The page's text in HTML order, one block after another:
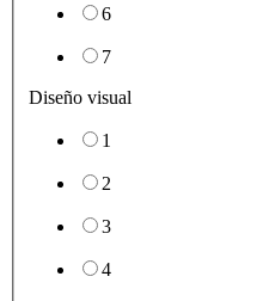
6
7
Diseño visual
1
2
3
4